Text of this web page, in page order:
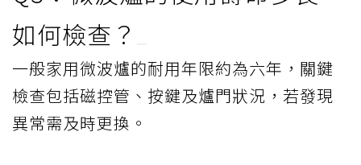
如何檢查？
一般家用微波爐的耐用年限約為六年，關鍵
檢查包括磁控管、按鍵及爐門狀況，若發現
異常需及時更換。